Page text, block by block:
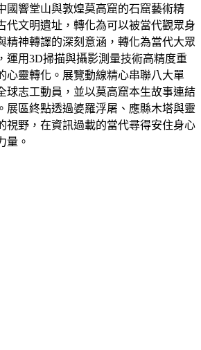
國響堂山與敦煌莫高窟的石窟藝術精
代文明遺址，轉化為可以被當代觀眾身
精神轉譯的深刻意涵，轉化為當代大眾
運用3D掃描與攝影測量技術高精度重
心靈轉化。展覽動線精心串聯八大單
球志工動員，並以莫高窟本生故事連結
展區終點透過婆羅浮屠、應縣木塔與靈
視野，在資訊過載的當代尋得安住身心
量。